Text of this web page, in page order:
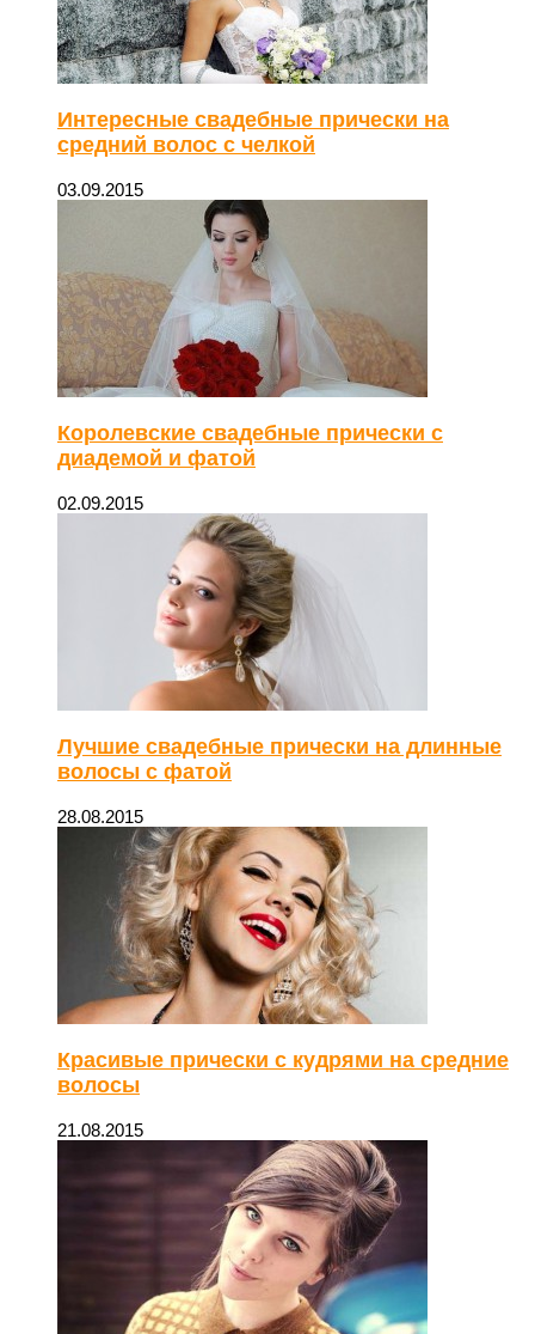
Интересные свадебные прически на
средний волос с челкой
03.09.2015
Королевские свадебные прически с
диадемой и фатой
02.09.2015
Лучшие свадебные прически на длинные
волосы с фатой
28.08.2015
Красивые прически с кудрями на средние
волосы
21.08.2015